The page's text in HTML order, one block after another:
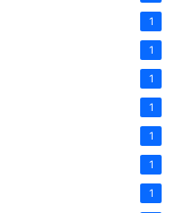
1
1
1
1
1
1
1